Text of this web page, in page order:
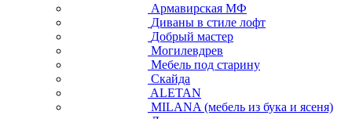
Армавирская МФ
Диваны в стиле лофт
Добрый мастер
Могилевдрев
Мебель под старину
Скайда
ALETAN
MILANA (мебель из бука и ясеня)